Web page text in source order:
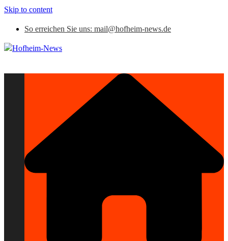
Skip to content
So erreichen Sie uns: mail@hofheim-news.de